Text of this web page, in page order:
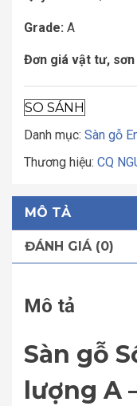
Grade: A
Đơn giá vật tư, sơn
SO SÁNH
Danh mục: Sàn gỗ
Thương hiệu: CQ
MÔ TẢ
ĐÁNH GIÁ (0)
Mô tả
Sàn gỗ
lượng A